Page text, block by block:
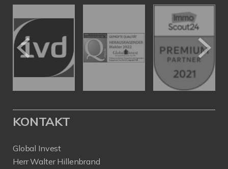
KONTAKT
Global Invest
Herr Walter Hillenbrand